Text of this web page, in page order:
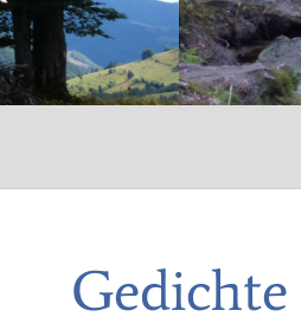
Gedichte